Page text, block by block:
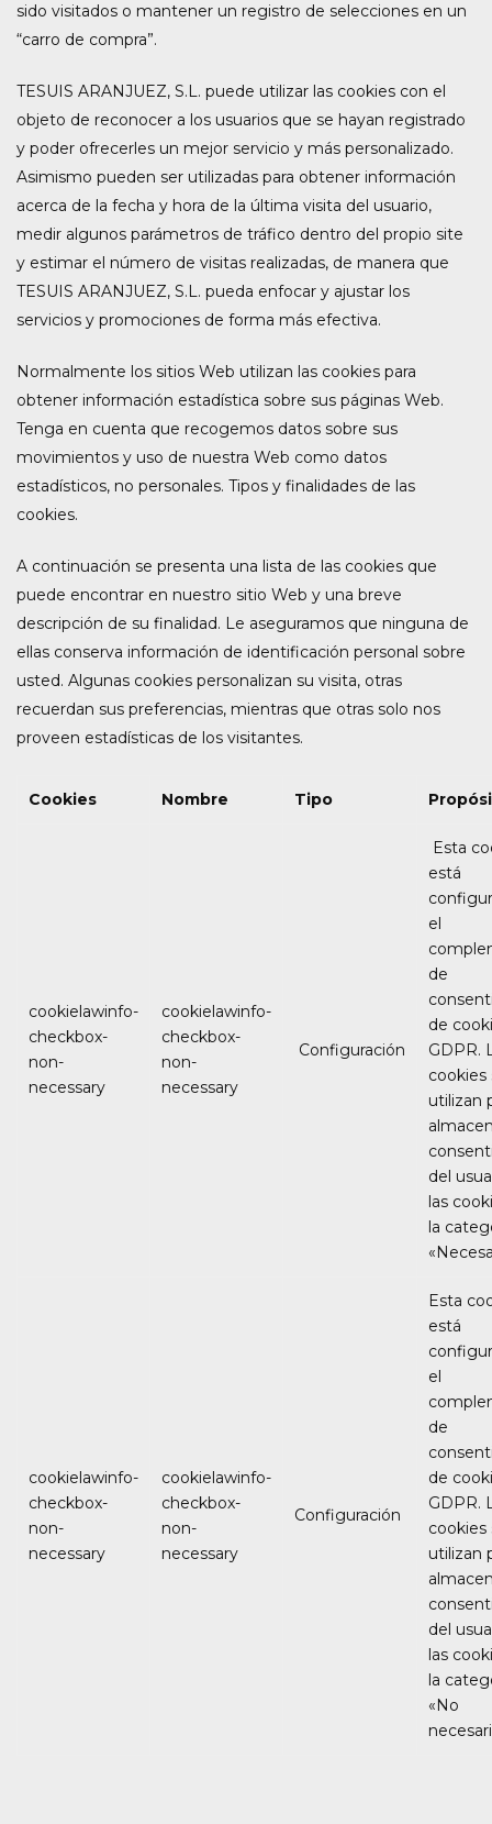
sido visitados o mantener un registro de selecciones en un
“carro de compra”.
TESUIS ARANJUEZ, S.L. puede utilizar las cookies con el
objeto de reconocer a los usuarios que se hayan registrado
y poder ofrecerles un mejor servicio y más personalizado.
Asimismo pueden ser utilizadas para obtener información
acerca de la fecha y hora de la última visita del usuario,
medir algunos parámetros de tráfico dentro del propio site
y estimar el número de visitas realizadas, de manera que
TESUIS ARANJUEZ, S.L. pueda enfocar y ajustar los
servicios y promociones de forma más efectiva.
Normalmente los sitios Web utilizan las cookies para
obtener información estadística sobre sus páginas Web.
Tenga en cuenta que recogemos datos sobre sus
movimientos y uso de nuestra Web como datos
estadísticos, no personales. Tipos y finalidades de las
cookies.
A continuación se presenta una lista de las cookies que
puede encontrar en nuestro sitio Web y una breve
descripción de su finalidad. Le aseguramos que ninguna de
ellas conserva información de identificación personal sobre
usted. Algunas cookies personalizan su visita, otras
recuerdan sus preferencias, mientras que otras solo nos
proveen estadísticas de los visitantes.
Cookies Nombre Tipo
cookielawinfo-
checkbox-
non-
necessary
cookielawinfo-
checkbox-
non-
necessary
Configuración
Esta
está
el
de
de
GDPR.
cookies
utilizan
del
las
la
cookielawinfo-
checkbox-
non-
necessary
cookielawinfo-
checkbox-
non-
necessary
Configuración
Esta
está
el
de
de
GDPR.
cookies
utilizan
del
las
la
«No